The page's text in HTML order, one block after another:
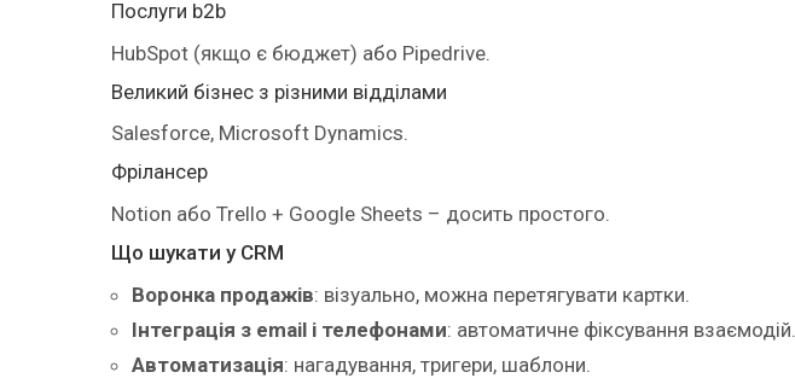
Послуги b2b
HubSpot (якщо є бюджет) або Pipedrive.
Великий бізнес з різними відділами
Salesforce, Microsoft Dynamics.
Фрілансер
Notion або Trello + Google Sheets – досить простого.
Що шукати у CRM
Воронка продажів: візуально, можна перетягувати картки.
Інтеграція з email і телефонами: автоматичне фіксування взаємодій.
Автоматизація: нагадування, тригери, шаблони.